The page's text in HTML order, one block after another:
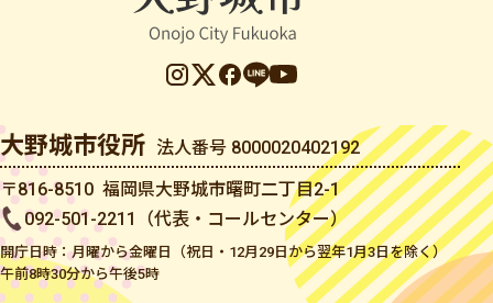
大野城市役所 法人番号 8000020402192
〒816-8510 福岡県大野城市曙町二丁目2-1
092-501-2211（代表・コールセンター）
開庁日時：月曜から金曜日（祝日・12月29日から翌年1月3日を除く）
午前8時30分から午後5時